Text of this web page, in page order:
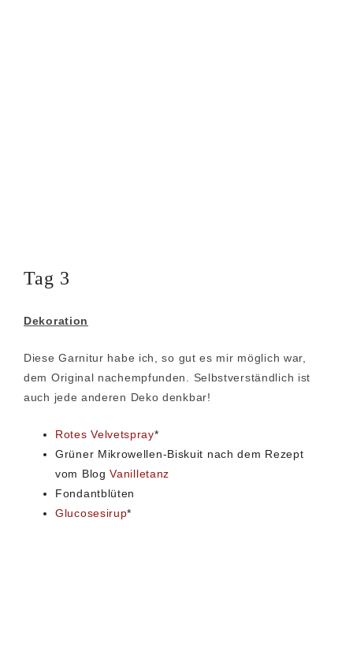
Tag 3
Dekoration
Diese Garnitur habe ich, so gut es mir möglich war,
dem Original nachempfunden. Selbstverständlich ist
auch jede anderen Deko denkbar!
Rotes Velvetspray*
Grüner Mikrowellen-Biskuit nach dem Rezept
vom BlogVanilletanz
Fondantblüten
Glucosesirup*